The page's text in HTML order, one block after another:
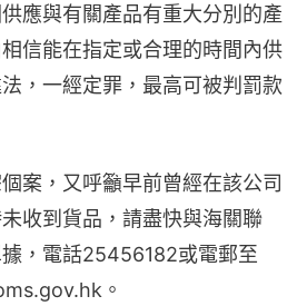
應與有關產品有重大分別的產
信能在指定或合理的時間內供
，一經定罪，最高可被判罰款
案，又呼籲早前曾經在該公司
收到貨品，請盡快與海關聯
，電話25456182或電郵至
。